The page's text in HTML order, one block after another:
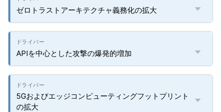
ゼロトラストアーキテクチャ義務化の拡大
APIを中心とした攻撃の爆発的増加
5Gおよびエッジコンピューティングフットプリント
の拡大